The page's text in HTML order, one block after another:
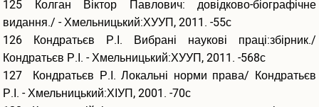
125 Колган Віктор Павлович: довідково-біографічне
видання./ - Хмельницький:ХУУП, 2011. -55с
126 Кондратьєв Р.І. Вибрані наукові праці:збірник./
Кондратьєв Р.І. - Хмельницький:ХУУП, 2011. -568с
127 Кондратьєв Р.І. Локальні норми права/ Кондратьєв
Р.І. - Хмельницький:ХІУП, 2001. -70с